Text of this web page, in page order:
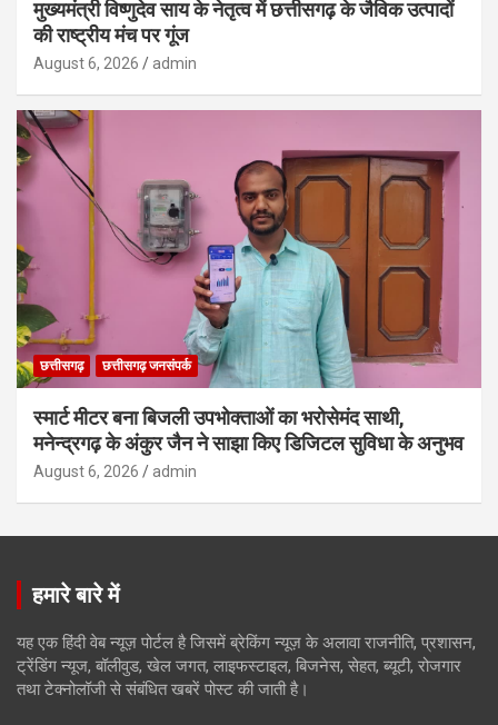
मुख्यमंत्री विष्णुदेव साय के नेतृत्व में छत्तीसगढ़ के जैविक उत्पादों
की राष्ट्रीय मंच पर गूंज
August 6, 2026 admin
छत्तीसगढ़ छत्तीसगढ़ जनसंपर्क
स्मार्ट मीटर बना बिजली उपभोक्ताओं का भरोसेमंद साथी,
मनेन्द्रगढ़ के अंकुर जैन ने साझा किए डिजिटल सुविधा के अनुभव
August 6, 2026 admin
हमारे बारे में
यह एक हिंदी वेब न्यूज़ पोर्टल है जिसमें ब्रेकिंग न्यूज़ के अलावा राजनीति, प्रशासन,
ट्रेंडिंग न्यूज, बॉलीवुड, खेल जगत, लाइफस्टाइल, बिजनेस, सेहत, ब्यूटी, रोजगार
तथा टेक्नोलॉजी से संबंधित खबरें पोस्ट की जाती है।